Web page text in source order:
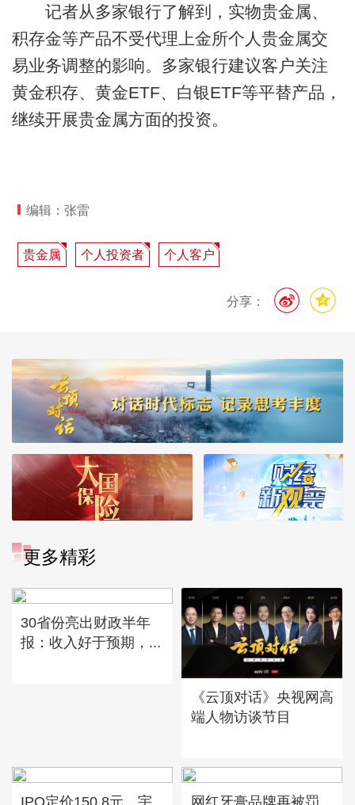
记者从多家银行了解到，实物贵金属、
积存金等产品不受代理上金所个人贵金属交
易业务调整的影响。多家银行建议客户关注
黄金积存、黄金ETF、白银ETF等平替产品，
继续开展贵金属方面的投资。
编辑：张雷
贵金属 个人投资者 个人客户
分享：
更多精彩
30省份亮出财政半年
报：收入好于预期，...
《云顶对话》央视网高
端人物访谈节目